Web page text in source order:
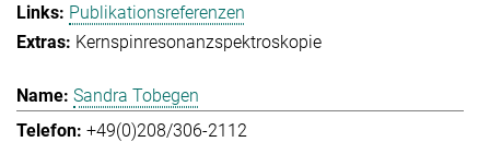
Publikationsreferenzen
Kernspinresonanzspektroskopie
Sandra Tobegen
+49(0)208/306-2112